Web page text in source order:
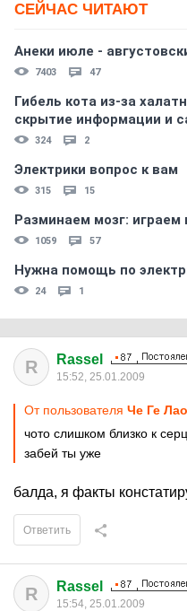
СЕЙЧАС ЧИТАЮТ
Анеки июле -
7403 47
Гибель кота из-за
скрытиe информации и
324 2
Электрики вопрос к вам
315 15
Разминаем мозг: играем
1059 57
Нужна помощь по
24 1
R Rassel
15:52, 25.01.2009
От пользователя Че Ге Лао
чото слишком близко к
забей ты уже
балда, я факты
Ответить
R Rassel
15:54, 25.01.2009